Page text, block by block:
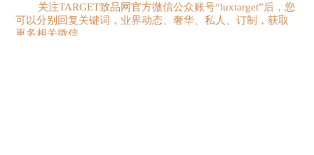
关注TARGET致品网官方微信公众账号“luxtarget”后，您
可以分别回复关键词，业界动态、奢华、私人、订制，获取
更多相关微信。